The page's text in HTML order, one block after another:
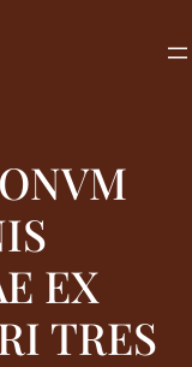
EX
TRES